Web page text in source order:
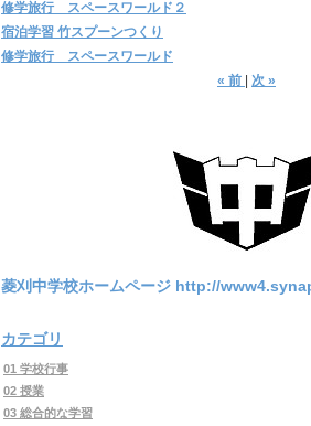
修学旅行 スペースワールド２
宿泊学習 竹スプーンつくり
修学旅行 スペースワールド
« 前 次 »
菱刈中学校ホームページ http://
カテゴリ
01 学校行事
02 授業
03 総合的な学習